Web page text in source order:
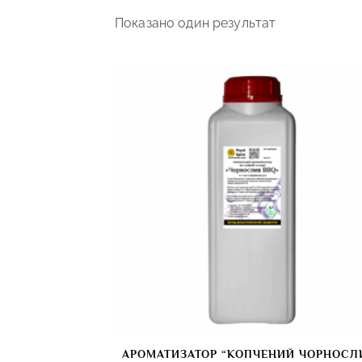
Показано один результат
АРОМАТИЗАТОР “КОПЧЕНИЙ